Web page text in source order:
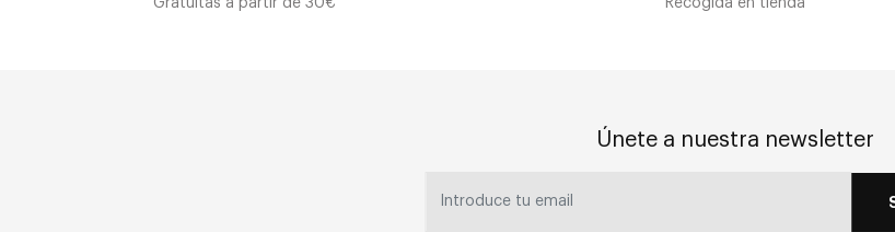
Gratuitas a partir de 30€
Recogida en tienda
Únete a nuestra newsletter